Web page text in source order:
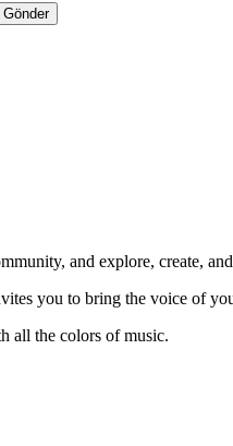
and explore, create,
you to bring the voice of
all the colors of music.